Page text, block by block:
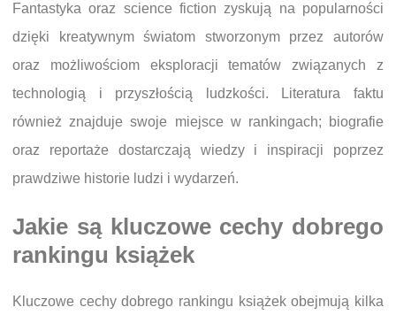
Fantastyka oraz science fiction zyskują na popularności
dzięki kreatywnym światom stworzonym przez autorów
oraz możliwościom eksploracji tematów związanych z
technologią i przyszłością ludzkości. Literatura faktu
również znajduje swoje miejsce w rankingach; biografie
oraz reportaże dostarczają wiedzy i inspiracji poprzez
prawdziwe historie ludzi i wydarzeń.
Jakie są kluczowe cechy dobrego
rankingu książek
Kluczowe cechy dobrego rankingu książek obejmują kilka